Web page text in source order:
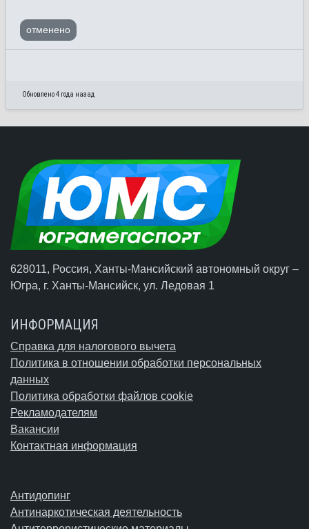
отменено
Обновлено 4 года назад
628011, Россия, Ханты-Мансийский автономный округ –
Югра, г. Ханты-Мансийск, ул. Ледовая 1
ИНФОРМАЦИЯ
Справка для налогового вычета
Политика в отношении обработки персональных
данных
Политика обработки файлов cookie
Рекламодателям
Вакансии
Контактная информация
Антидопинг
Антинаркотическая деятельность